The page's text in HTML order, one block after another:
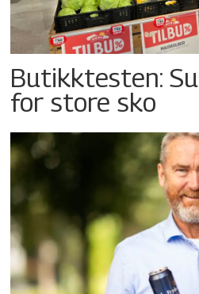
Butikktesten:
for store sko